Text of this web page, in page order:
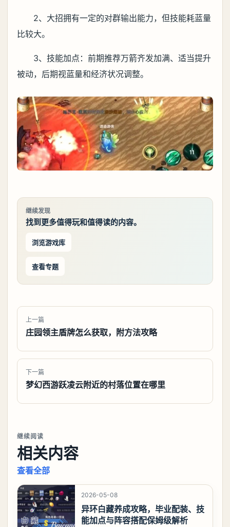
2、大招拥有一定的对群输出能力，但技能耗蓝量
比较大。
3、技能加点：前期推荐万箭齐发加满、适当提升
被动，后期视蓝量和经济状况调整。
继续发现
找到更多值得玩和值得读的内容。
浏览游戏库
查看专题
上一篇
庄园领主盾牌怎么获取，附方法攻略
下一篇
梦幻西游跃凌云附近的村落位置在哪里
继续阅读
相关内容
查看全部
2026-05-08
异环白藏养成攻略，毕业配装、技
能加点与阵容搭配保姆级解析